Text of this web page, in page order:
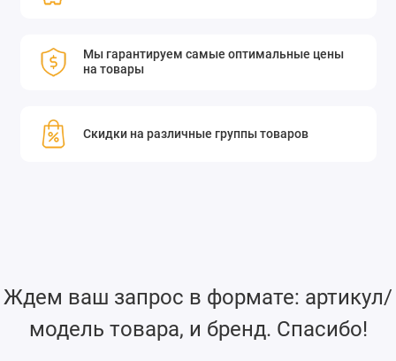
Мы гарантируем самые оптимальные цены
на товары
Скидки на различные группы товаров
Ждем ваш запрос в формате: артикул/
модель товара, и бренд. Спасибо!